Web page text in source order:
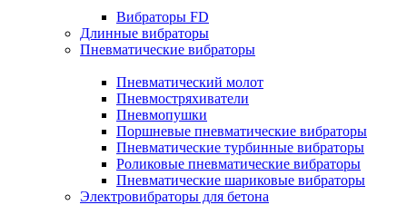
Вибраторы FD
Длинные вибраторы
Пневматические вибраторы
Пневматический молот
Пневмостряхиватели
Пневмопушки
Поршневые пневматические вибраторы
Пневматические турбинные вибраторы
Роликовые пневматические вибраторы
Пневматические шариковые вибраторы
Электровибраторы для бетона